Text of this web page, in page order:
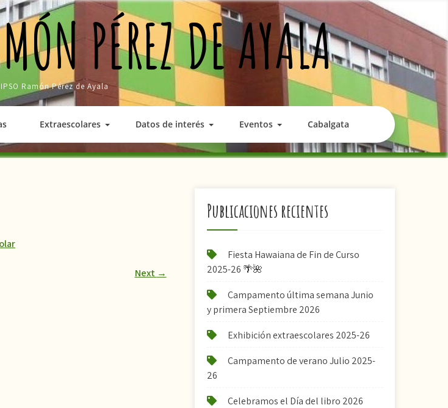
PÉREZ DE AYALA
Ramón Pérez de Ayala
Extraescolares Datos de interés Eventos Cabalgata
Next →
Publicaciones recientes
Fiesta Hawaiana de Fin de Curso
2025-26 🌴🌺
Campamento última semana Junio
y primera Septiembre 2026
Exhibición extraescolares 2025-26
Campamento de verano Julio 2025-
26
Celebramos el Día del libro 2026